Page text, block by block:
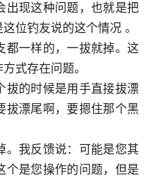
出现这种问题，也就是把
位钓友说的这个情况 。
都一样的，一拔就掉。这
式存在问题。
拔的时候是用手直接拔漂
拔漂尾啊，要摁住那个黑
。我反馈说：可能是您其
个是您操作的问题，但是